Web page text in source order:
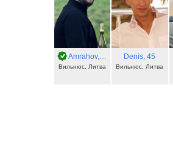
Amrahov, 40
Вильнюс, Литва
Denis, 45
Вильнюс, Литва